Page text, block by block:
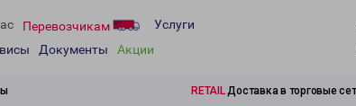
Перевозчикам
Услуги
Документы Акции
RETAILДоставка в торговые